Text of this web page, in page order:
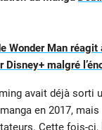
Wonder Man réagit
Disney+ malgré
avait déjà sorti
en 2017, mais
Cette fois-ci,